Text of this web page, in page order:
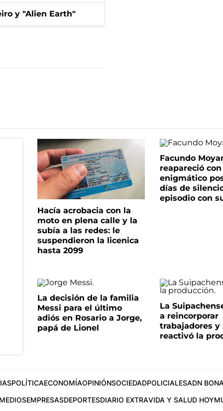
y "Alien Earth"
Hacía acrobacia con la
moto en plena calle y la
subía a las redes: le
suspendieron la licenica
hasta 2099
Facundo
reapareció
enigmático
días de
episodio con
La decisión de la familia
Messi para el último
adiós en Rosario a Jorge,
papá de Lionel
La
a reincorporar
trabajadores y
reactivó la
POLÍTICAECONOMÍAOPINIÓNSOCIEDADPOLICIALESADN
EMPRESASDEPORTESDIARIO EXTRAVIDA Y SALUD HOY